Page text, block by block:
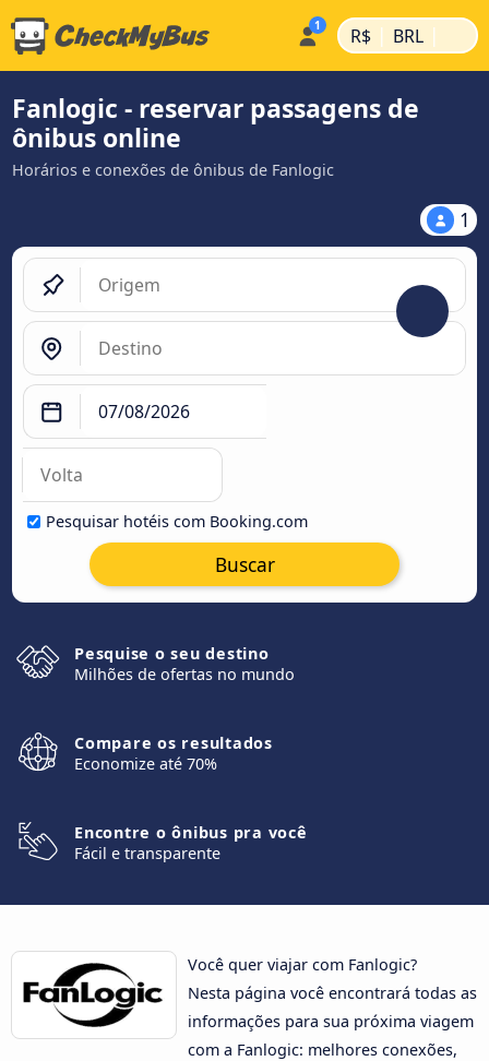
R$ | BRL |
Fanlogic - reservar passagens de
ônibus online
Horários e conexões de ônibus de Fanlogic
1
Pesquisar hotéis com Booking.com
Buscar
Pesquise o seu destino
Milhões de ofertas no mundo
Compare os resultados
Economize até 70%
Encontre o ônibus pra você
Fácil e transparente
Você quer viajar com Fanlogic?
Nesta página você encontrará todas as
informações para sua próxima viagem
com a Fanlogic: melhores conexões,